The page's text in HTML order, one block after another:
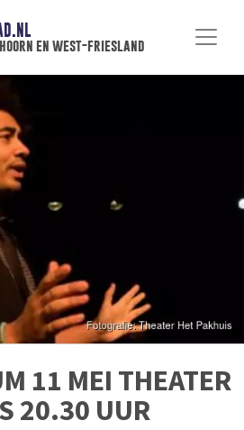
en west-friesland
11 MEI THEATER
20.30 UUR